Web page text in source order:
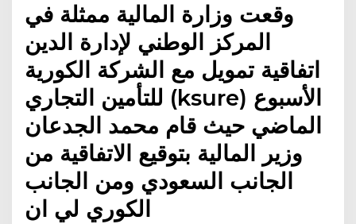
وقعت وزارة المالية ممثلة في
المركز الوطني لإدارة الدين
اتفاقية تمويل مع الشركة الكورية
للتأمين التجاري (ksure) الأسبوع
الماضي حيث قام محمد الجدعان
وزير المالية بتوقيع الاتفاقية من
الجانب السعودي ومن الجانب
الكوري لي ان